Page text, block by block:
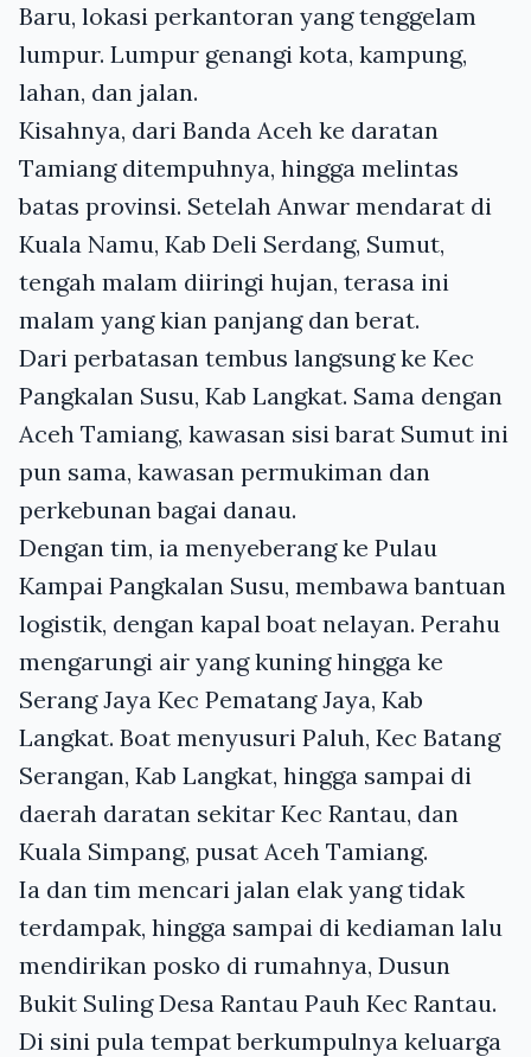
Baru, lokasi perkantoran yang tenggelam
lumpur. Lumpur genangi kota, kampung,
lahan, dan jalan.
Kisahnya, dari Banda Aceh ke daratan
Tamiang ditempuhnya, hingga melintas
batas provinsi. Setelah Anwar mendarat di
Kuala Namu, Kab Deli Serdang, Sumut,
tengah malam diiringi hujan, terasa ini
malam yang kian panjang dan berat.
Dari perbatasan tembus langsung ke Kec
Pangkalan Susu, Kab Langkat. Sama dengan
Aceh Tamiang, kawasan sisi barat Sumut ini
pun sama, kawasan permukiman dan
perkebunan bagai danau.
Dengan tim, ia menyeberang ke Pulau
Kampai Pangkalan Susu, membawa bantuan
logistik, dengan kapal boat nelayan. Perahu
mengarungi air yang kuning hingga ke
Serang Jaya Kec Pematang Jaya, Kab
Langkat. Boat menyusuri Paluh, Kec Batang
Serangan, Kab Langkat, hingga sampai di
daerah daratan sekitar Kec Rantau, dan
Kuala Simpang, pusat Aceh Tamiang.
Ia dan tim mencari jalan elak yang tidak
terdampak, hingga sampai di kediaman lalu
mendirikan posko di rumahnya, Dusun
Bukit Suling Desa Rantau Pauh Kec Rantau.
Di sini pula tempat berkumpulnya keluarga